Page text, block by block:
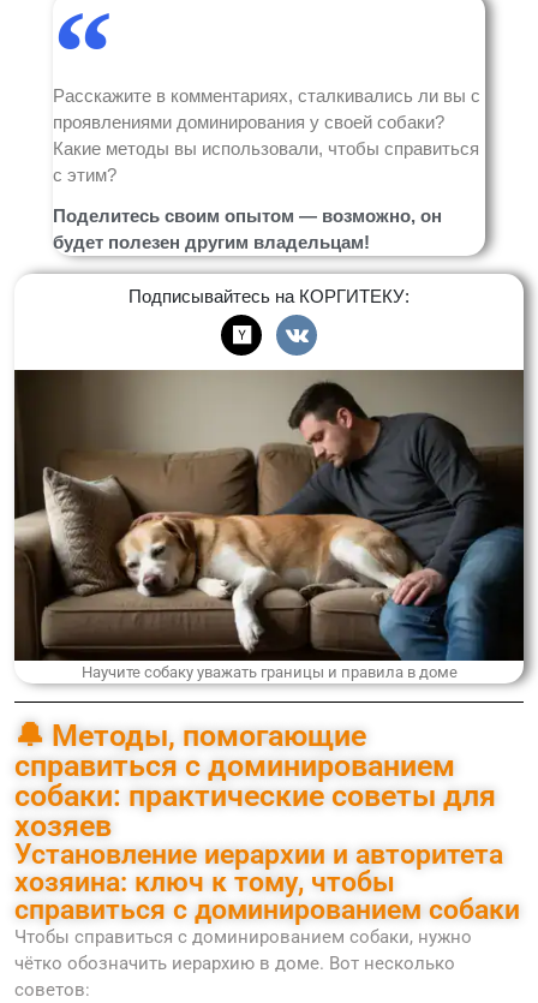
Расскажите в комментариях, сталкивались ли вы с
проявлениями доминирования у своей собаки?
Какие методы вы использовали, чтобы справиться
с этим?
Поделитесь своим опытом — возможно, он
будет полезен другим владельцам!
Подписывайтесь на КОРГИТЕКУ:
Научите собаку уважать границы и правила в доме
🔔 Методы, помогающие
справиться с доминированием
собаки: практические советы для
хозяев
Установление иерархии и авторитета
хозяина: ключ к тому, чтобы
справиться с доминированием собаки
Чтобы справиться с доминированием собаки, нужно
чётко обозначить иерархию в доме. Вот несколько
советов: